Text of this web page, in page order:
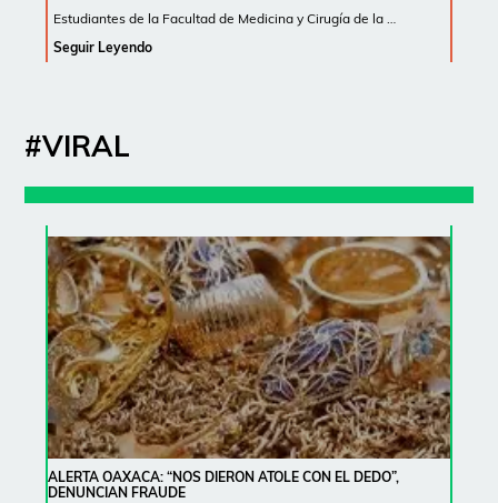
Estudiantes de la Facultad de Medicina y Cirugía de la …
Seguir Leyendo
#VIRAL
ALERTA OAXACA: “NOS DIERON ATOLE CON EL DEDO”,
DENUNCIAN FRAUDE